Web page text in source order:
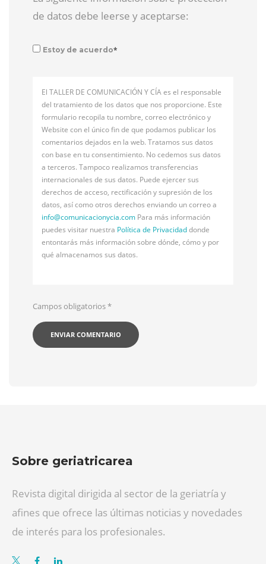
de datos debe leerse y aceptarse:
Estoy de acuerdo*
El TALLER DE COMUNICACIÓN Y CÍA es el responsable
del tratamiento de los datos que nos proporcione. Este
formulario recopila tu nombre, correo electrónico y
Website con el único fin de que podamos publicar los
comentarios dejados en la web. Tratamos sus datos
con base en tu consentimiento. No cedemos sus datos
a terceros. Tampoco realizamos transferencias
internacionales de sus datos. Puede ejercer sus
derechos de acceso, rectificación y supresión de los
datos, así como otros derechos enviando un correo a
info@comunicacionycia.com Para más información
puedes visitar nuestra Política de Privacidaddonde
entontarás más información sobre dónde, cómo y por
qué almacenamos sus datos.
Campos obligatorios*
Sobre geriatricarea
Revista digital dirigida al sector de la geriatría y
afines que ofrece las últimas noticias y novedades
de interés para los profesionales.